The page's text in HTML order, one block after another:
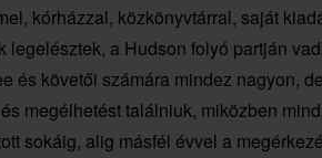
kórházzal, közkönyvtárral, saját
a Hudson folyó partján
követői számára mindez nagyon,
megélhetést találniuk, miközben
sokáig, alig másfél évvel a